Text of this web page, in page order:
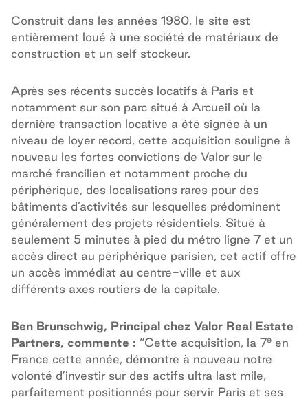
Construit dans les années 1980, le site est
entièrement loué à une société de matériaux de
construction et un self stockeur.
Après ses récents succès locatifs à Paris et
notamment sur son parc situé à Arcueil où la
dernière transaction locative a été signée à un
niveau de loyer record, cette acquisition souligne à
nouveau les fortes convictions de Valor sur le
marché francilien et notamment proche du
périphérique, des localisations rares pour des
bâtiments d’activités sur lesquelles prédominent
généralement des projets résidentiels. Situé à
seulement 5 minutes à pied du métro ligne 7 et un
accès direct au périphérique parisien, cet actif offre
un accès immédiat au centre-ville et aux
différents axes routiers de la capitale.
Ben Brunschwig, Principal chez Valor Real Estate
Partners, commente : “Cette acquisition, la 7e en
France cette année, démontre à nouveau notre
volonté d’investir sur des actifs ultra last mile,
parfaitement positionnés pour servir Paris et ses